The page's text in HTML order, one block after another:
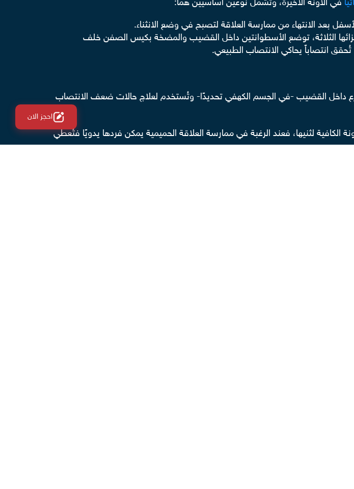
في الآونة الأخيرة، وتشمل نوعين أساسيين هما:
بعد الانتهاء من ممارسة العلاقة لتصبح في وضع الانثناء.
الثلاثة، توضع الأسطوانتين داخل القضيب والمضخة بكيس الصفن خلف
انتصاباً يحاكي الانتصاب الطبيعي.
داخل القضيب -في الجسم الكهفي تحديدًا- وتُستخدم لعلاج حالات ضعف الانتصاب
لثنيها، فعند الرغبة في ممارسة العلاقة الحميمية يمكن فردها يدويًا فتُعطي
احجز الان